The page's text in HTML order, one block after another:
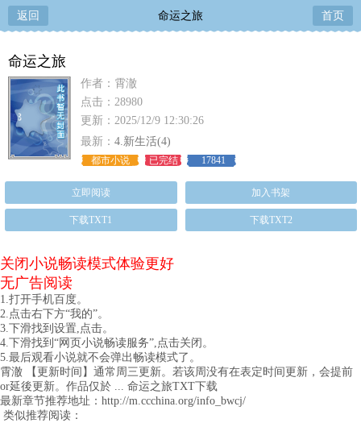
返回 命运之旅 首页
命运之旅
作者：霄澈
点击：28980
更新：2025/12/9 12:30:26
最新： 4.新生活(4)
都市小说 已完结 17841
立即阅读 加入书架
下载TXT1 下载TXT2
关闭小说畅读模式体验更好
无广告阅读
1.打开手机百度。
2.点击右下方“我的”。
3.下滑找到设置,点击。
4.下滑找到“网页小说畅读服务”,点击关闭。
5.最后观看小说就不会弹出畅读模式了。
霄澈 【更新时间】通常周三更新。若该周没有在表定时间更新，会提前
or延後更新。作品仅於 ... 命运之旅TXT下载
最新章节推荐地址：http://m.ccchina.org/info_bwcj/
类似推荐阅读：